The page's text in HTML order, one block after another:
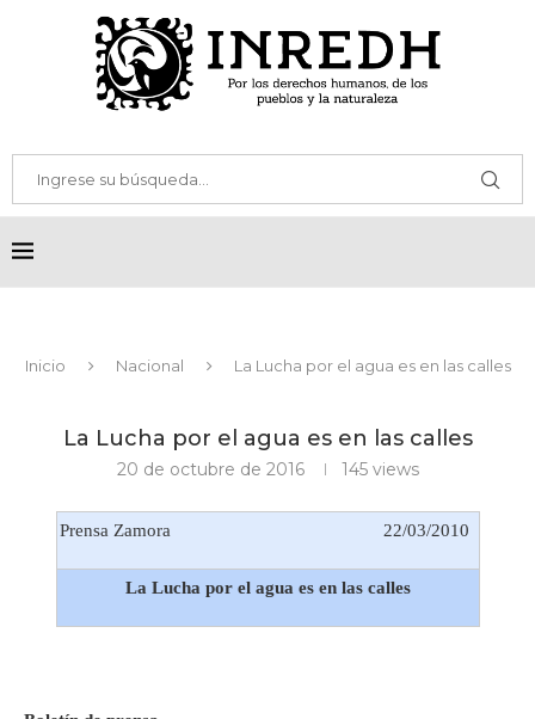
Inicio Nacional La Lucha por el agua es en las calles
La Lucha por el agua es en las calles
20 de octubre de 2016 145views
Prensa Zamora 22/03/2010
La Lucha por el agua es en las calles